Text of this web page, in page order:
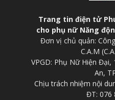
Trang tin điện tử
cho phụ nữ Năng
Đơn vị chủ quản:
C.A.M
VPGD: Phụ Nữ Hiện
An,
Chịu trách nhiệm nội
ĐT: 076